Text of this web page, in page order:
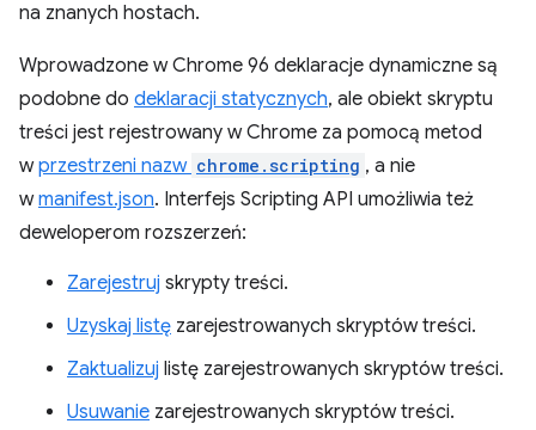
na znanych hostach.
Wprowadzone w Chrome 96 deklaracje dynamiczne są
podobne do deklaracji statycznych, ale obiekt skryptu
treści jest rejestrowany w Chrome za pomocą metod
wprzestrzeni nazw chrome.scripting , a nie
wmanifest.json. Interfejs Scripting API umożliwia też
deweloperom rozszerzeń:
Zarejestruj skrypty treści.
Uzyskaj listę zarejestrowanych skryptów treści.
Zaktualizuj listę zarejestrowanych skryptów treści.
Usuwanie zarejestrowanych skryptów treści.